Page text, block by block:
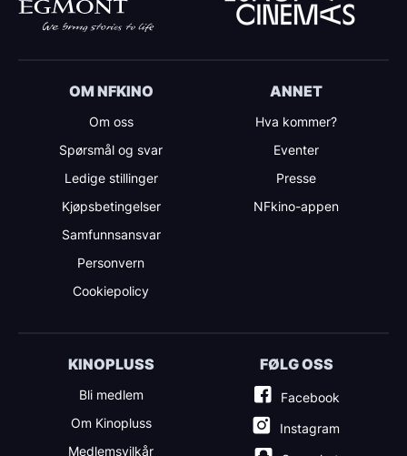
OM NFKINO
Om oss
Spørsmål og svar
Ledige stillinger
Kjøpsbetingelser
Samfunnsansvar
Personvern
Cookiepolicy
ANNET
Hva kommer?
Eventer
Presse
NFkino-appen
KINOPLUSS
Bli medlem
Om Kinopluss
Medlemsvilkår
FØLG OSS
Facebook
Instagram